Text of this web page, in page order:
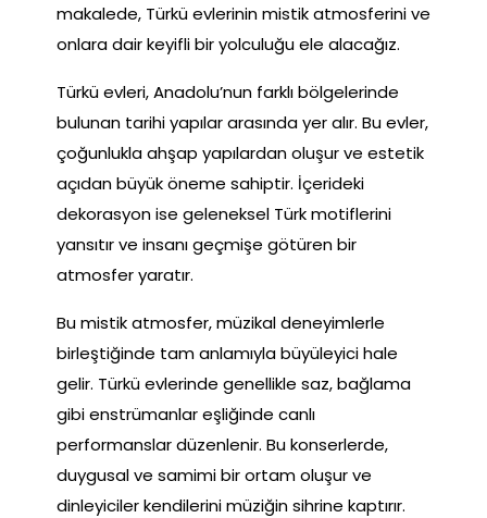
makalede, Türkü evlerinin mistik atmosferini ve
onlara dair keyifli bir yolculuğu ele alacağız.
Türkü evleri, Anadolu’nun farklı bölgelerinde
bulunan tarihi yapılar arasında yer alır. Bu evler,
çoğunlukla ahşap yapılardan oluşur ve estetik
açıdan büyük öneme sahiptir. İçerideki
dekorasyon ise geleneksel Türk motiflerini
yansıtır ve insanı geçmişe götüren bir
atmosfer yaratır.
Bu mistik atmosfer, müzikal deneyimlerle
birleştiğinde tam anlamıyla büyüleyici hale
gelir. Türkü evlerinde genellikle saz, bağlama
gibi enstrümanlar eşliğinde canlı
performanslar düzenlenir. Bu konserlerde,
duygusal ve samimi bir ortam oluşur ve
dinleyiciler kendilerini müziğin sihrine kaptırır.